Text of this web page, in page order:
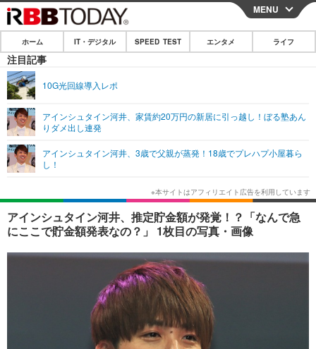
CLOSE
ホーム
IT・デジタル
ネタ
ショッピング その他
SPEED TEST
エンタメ
エンタメTOP
韓国・芸能
音楽 スポーツ
ライフ
ライフTOP グルメ
ペット ショッピング
その他
リリース一覧
プッシュ通知の停止方法
MENU
ホーム IT・デジタル SPEED TEST エンタメ ライフ
注目記事
10G光回線導入レポ
アインシュタイン河井、家賃約20万円の新居に引っ越し！ぼる塾あん
りダメ出し連発
アインシュタイン河井、3歳で父親が蒸発！18歳でプレハプ小屋暮ら
し！
アインシュタイン河井、推定貯金額が発覚！？「なんで急
にここで貯金額発表なの？」 1枚目の写真・画像